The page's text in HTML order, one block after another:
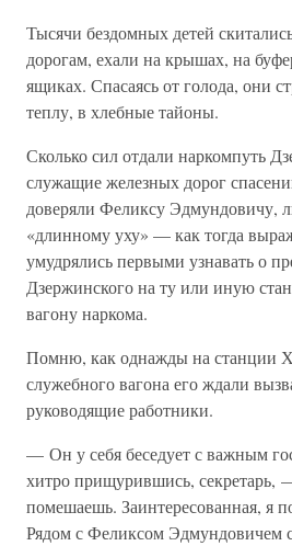
Тысячи бездомных детей
дорогам, ехали на крышах, на
ящиках. Спасаясь от голода, они
теплу, в хлебные тайоны.
Сколько сил отдали наркомпуть
служащие железных дорог
доверяли Феликсу Эдмундовичу,
«длинному уху» — как тогда
умудрялись первыми узнавать о
Дзержинского на ту или иную
вагону наркома.
Помню, как однажды на станции
служебного вагона его ждали
руководящие работники.
— Он у себя беседует с важным
хитро прищурившись,
помешаешь. Заинтересованная, я
Рядом с Феликсом Эдмундовичем